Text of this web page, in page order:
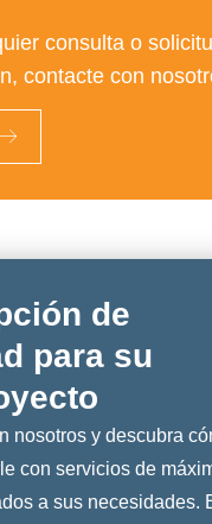
consulta o
contacte con
de
para su
nosotros y descubra
con servicios de
a sus necesidades.